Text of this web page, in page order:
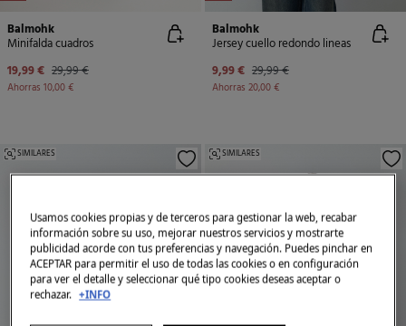
Balmohk
Minifalda cuadros
19,99 € 29,99 €
Ahorras 10,00 €
Balmohk
Jersey cuello redondo lineas
9,99 € 29,99 €
Ahorras 20,00 €
SIMILARES SIMILARES
Usamos cookies propias y de terceros para gestionar la web, recabar
información sobre su uso, mejorar nuestros servicios y mostrarte
publicidad acorde con tus preferencias y navegación. Puedes pinchar en
ACEPTAR para permitir el uso de todas las cookies o en configuración
para ver el detalle y seleccionar qué tipo cookies deseas aceptar o
rechazar. +INFO